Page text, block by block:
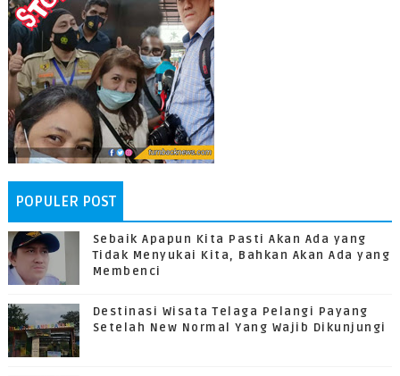
POPULER POST
Sebaik Apapun Kita Pasti Akan Ada yang
Tidak Menyukai Kita, Bahkan Akan Ada yang
Membenci
Destinasi Wisata Telaga Pelangi Payang
Setelah New Normal Yang Wajib Dikunjungi